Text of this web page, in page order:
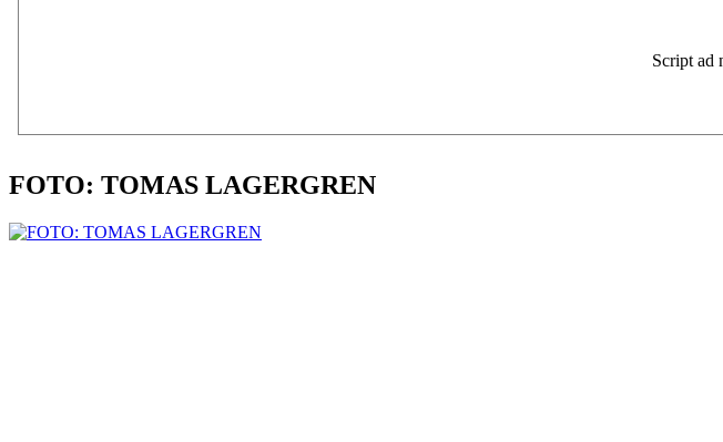
FOTO: TOMAS LAGERGREN